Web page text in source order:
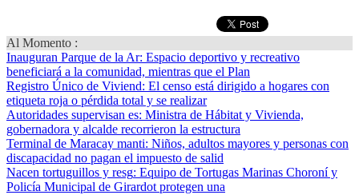
Al Momento :
Inauguran Parque de la Ar: Espacio deportivo y recreativo
beneficiará a la comunidad, mientras que el Plan
Registro Único de Viviend: El censo está dirigido a hogares con
etiqueta roja o pérdida total y se realizar
Autoridades supervisan es: Ministra de Hábitat y Vivienda,
gobernadora y alcalde recorrieron la estructura
Terminal de Maracay manti: Niños, adultos mayores y personas con
discapacidad no pagan el impuesto de salid
Nacen tortuguillos y resg: Equipo de Tortugas Marinas Choroní y
Policía Municipal de Girardot protegen una